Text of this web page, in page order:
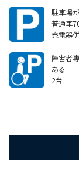
駐車場
普通車
充電器
車場の
以下
障害者
ある
2台